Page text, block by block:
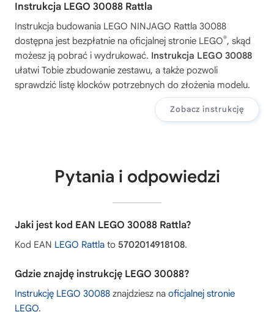
Instrukcja LEGO 30088 Rattla
Instrukcja budowania LEGO NINJAGO Rattla 30088
dostępna jest bezpłatnie na oficjalnej stronie LEGO®, skąd
możesz ją pobrać i wydrukować. Instrukcja LEGO 30088
ułatwi Tobie zbudowanie zestawu, a także pozwoli
sprawdzić listę klocków potrzebnych do złożenia modelu.
Zobacz instrukcję
Pytania i odpowiedzi
Jaki jest kod EAN LEGO 30088 Rattla?
Kod EAN LEGO Rattla to 5702014918108.
Gdzie znajdę instrukcję LEGO 30088?
Instrukcję LEGO 30088 znajdziesz na oficjalnej stronie
LEGO.